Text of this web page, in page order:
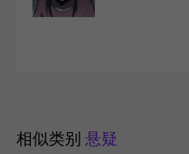
相似类别悬疑